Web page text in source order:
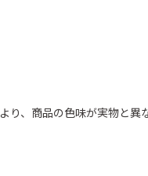
、商品の色味が実物と異